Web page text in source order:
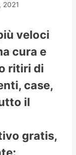
2021
veloci
cura e
ritiri di
case,
il
gratis,